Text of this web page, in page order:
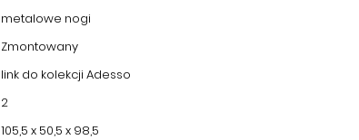
metalowe nogi
Zmontowany
link do kolekcji Adesso
2
105,5 x 50,5 x 98,5